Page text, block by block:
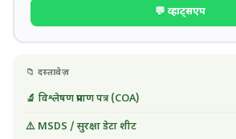
💬 व्हाट्सएप
📁 दस्तावेज़
🔬 विश्लेषण प्रमाण पत्र (COA)
⚠️ MSDS / सुरक्षा डेटा शीट